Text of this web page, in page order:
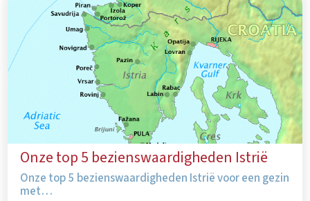
Onze top 5 bezienswaardigheden Istrië
Onze top 5 bezienswaardigheden Istrië voor een gezin
met…